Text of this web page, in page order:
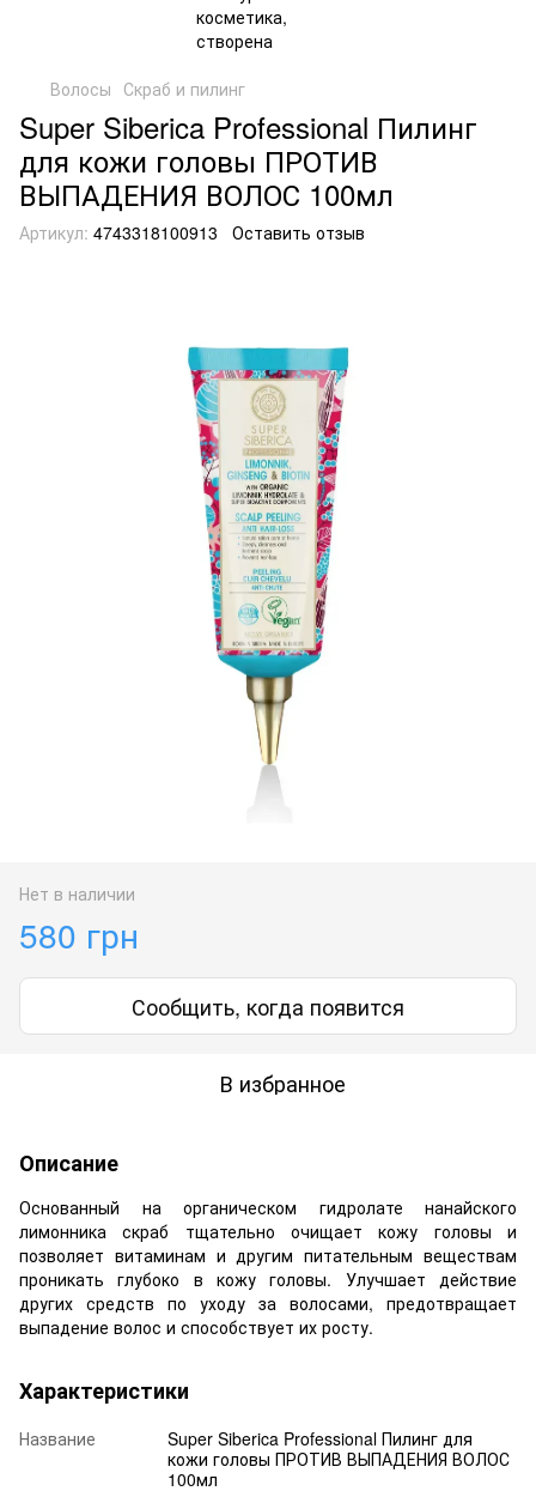
Волосы Скраб и пилинг
Super Siberica Professional Пилинг
для кожи головы ПРОТИВ
ВЫПАДЕНИЯ ВОЛОС 100мл
Артикул: 4743318100913 Оставить отзыв
Нет в наличии
580 грн
Сообщить, когда появится
В избранное
Описание
Основанный на органическом гидролате нанайского
лимонника скраб тщательно очищает кожу головы и
позволяет витаминам и другим питательным веществам
проникать глубоко в кожу головы. Улучшает действие
других средств по уходу за волосами, предотвращает
выпадение волос и способствует их росту.
Характеристики
Название
Super Siberica Professional Пилинг для
кожи головы ПРОТИВ ВЫПАДЕНИЯ ВОЛОС
100мл